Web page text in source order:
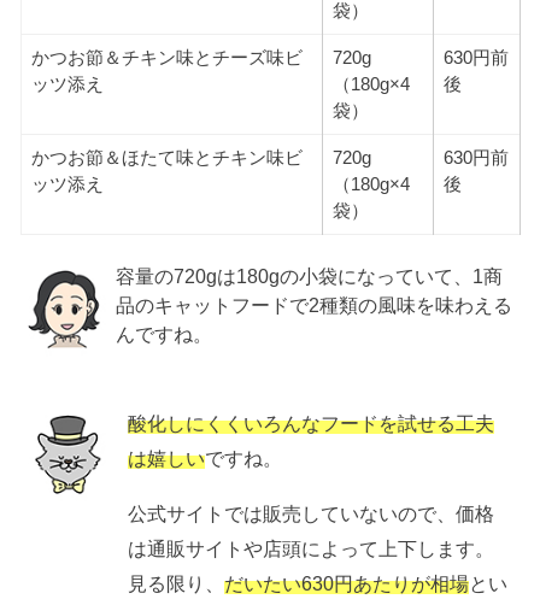
袋）
かつお節＆チキン味とチーズ味ビ
ッツ添え
720g
（180g×4
袋）
630円前
後
かつお節＆ほたて味とチキン味ビ
ッツ添え
720g
（180g×4
袋）
630円前
後
容量の720gは180gの小袋になっていて、1商
品のキャットフードで2種類の風味を味わえる
んですね。
酸化しにくくいろんなフードを試せる工夫
は嬉しいですね。
公式サイトでは販売していないので、価格
は通販サイトや店頭によって上下します。
見る限り、だいたい630円あたりが相場とい